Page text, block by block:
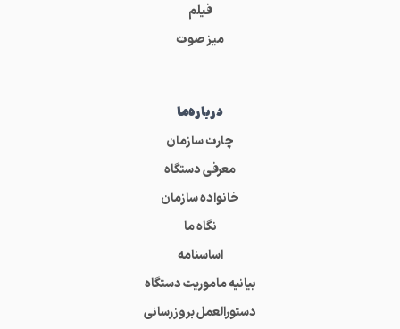
فیلم
میز صوت
درباره‌ما
چارت سازمان
معرفی دستگاه
خانواده سازمان
نگاه ما
اساسنامه
بیانیه ماموریت دستگاه
دستورالعمل بروزرسانی